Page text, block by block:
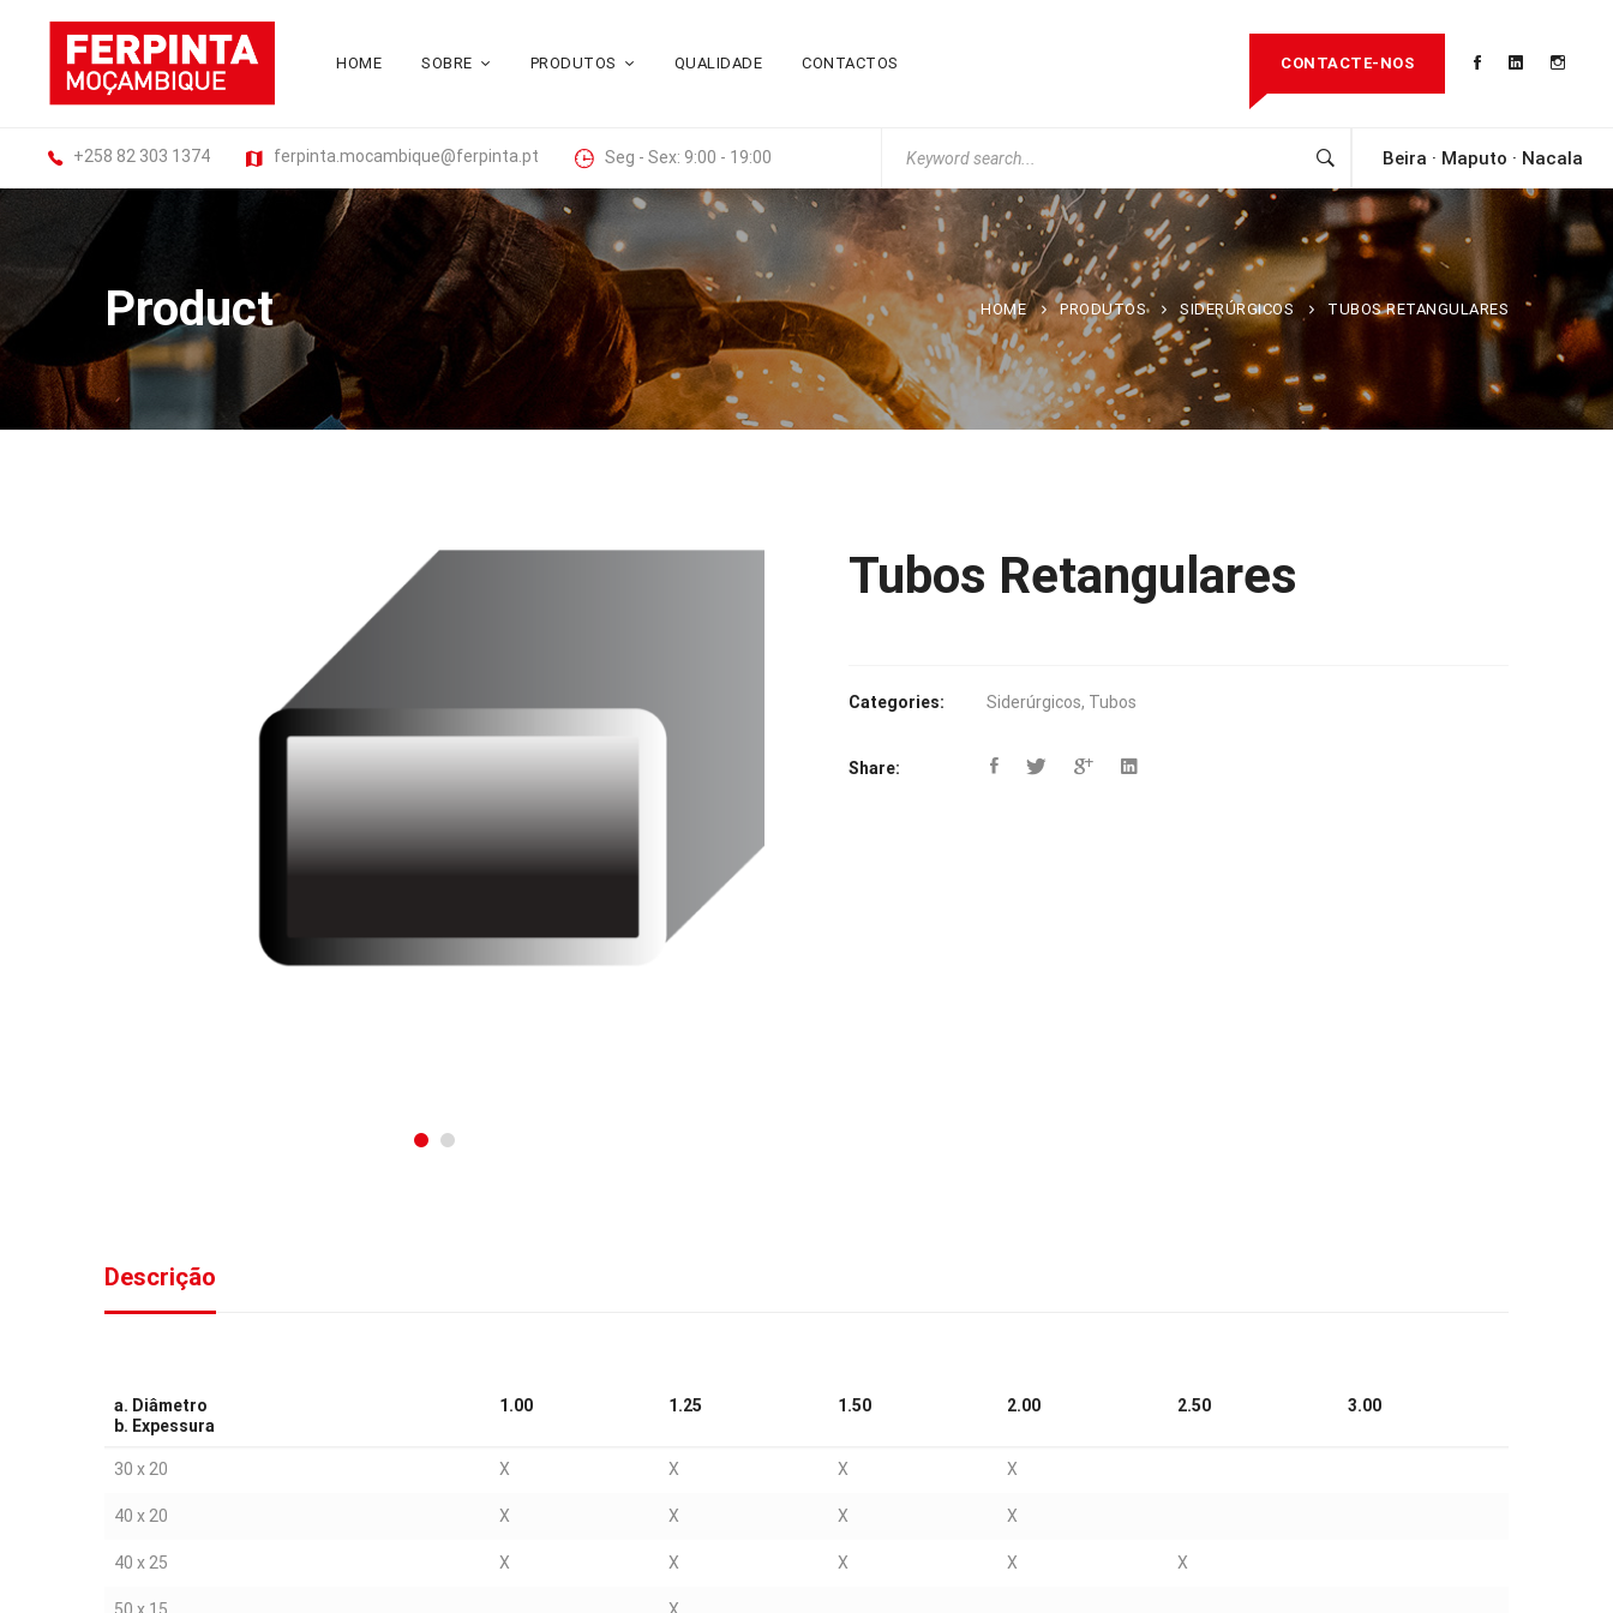
HOME SOBRE PRODUTOS QUALIDADE CONTACTOS CONTACTE-NOS
+258 82 303 1374 ferpinta.mocambique@ferpinta.pt Seg - Sex: 9:00 - 19:00
for:
Beira · Maputo · Nacala
Product HOME PRODUTOS SIDERÚRGICOS TUBOS RETANGULARES
Tubos Retangulares
Categories: Siderúrgicos, Tubos
Share:
Descrição
a. Diâmetro
b. Expessura
1.00 1.25 1.50 2.00 2.50 3.00
30 x 20 X X X X
40 x 20 X X X X
40 x 25 X X X X X